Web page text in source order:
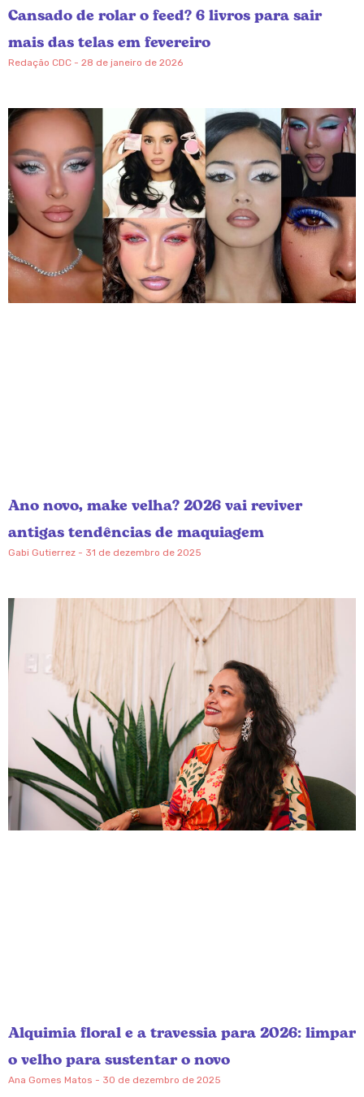
Cansado de rolar o feed? 6 livros para sair
mais das telas em fevereiro
Redação CDC 28 de janeiro de 2026
Ano novo, make velha? 2026 vai reviver
antigas tendências de maquiagem
Gabi Gutierrez 31 de dezembro de 2025
Alquimia floral e a travessia para 2026: limpar
o velho para sustentar o novo
Ana Gomes Matos 30 de dezembro de 2025